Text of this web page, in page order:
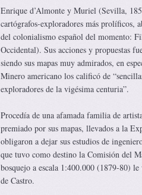
Enrique d’Almonte y Muriel (Sevilla,
cartógrafos-exploradores más prolíficos,
del colonialismo español del momento:
Occidental). Sus acciones y propuestas
siendo sus mapas muy admirados, en
Minero americano los calificó de
exploradores de la vigésima centuria”.
Procedía de una afamada familia de
premiado por sus mapas, llevados a la
obligaron a dejar sus estudios de
que tuvo como destino la Comisión del
bosquejo a escala 1:400.000 (1879-80)
de Castro.